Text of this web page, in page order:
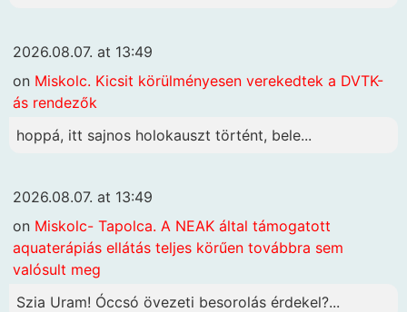
2026.08.07. at 13:49
on Miskolc. Kicsit körülményesen verekedtek a DVTK-
ás rendezők
hoppá, itt sajnos holokauszt történt, bele...
2026.08.07. at 13:49
on Miskolc- Tapolca. A NEAK által támogatott
aquaterápiás ellátás teljes körűen továbbra sem
valósult meg
Szia Uram! Óccsó övezeti besorolás érdekel?...